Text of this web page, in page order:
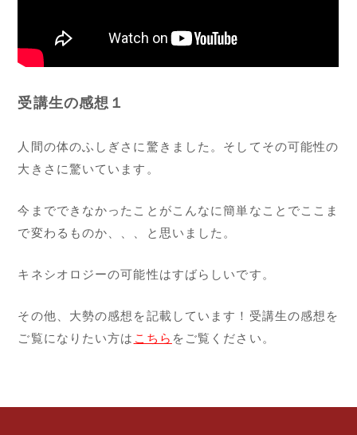
受講生の感想１
人間の体のふしぎさに驚きました。そしてその可能性の
大きさに驚いています。
今までできなかったことがこんなに簡単なことでここま
で変わるものか、、、と思いました。
キネシオロジーの可能性はすばらしいです。
その他、大勢の感想を記載しています！受講生の感想を
ご覧になりたい方は こちら をご覧ください。